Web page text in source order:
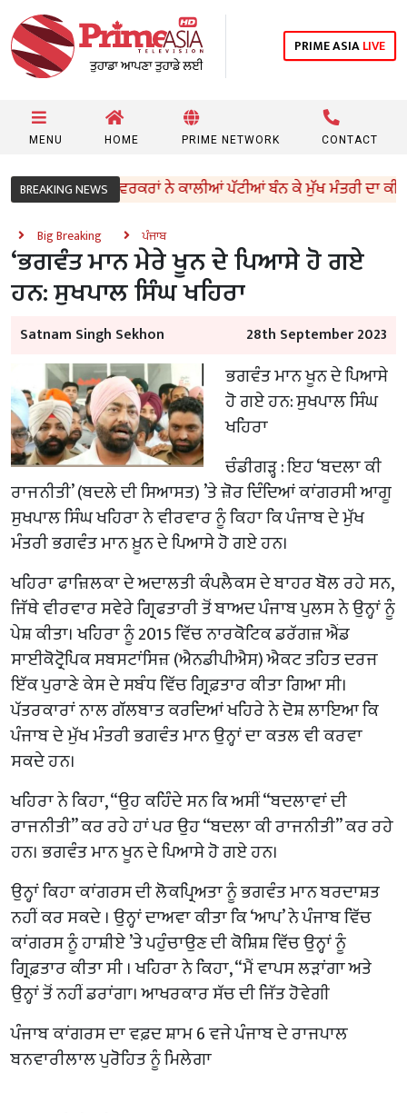
PRIME ASIALIVE
MENU HOME PRIME NETWORK CONTACT
BREAKING NEWS
ਵਿਧਾਇਕਾਂ ਤੇ ਵਰਕਰਾਂ ਨੇ ਕਾਲੀਆਂ ਪੱਟੀਆਂ ਬੰਨ ਕੇ ਮੁੱਖ ਮੰਤਰੀ ਦਾ ਕੀਤਾ
Big Breaking ਪੰਜਾਬ
‘ਭਗਵੰਤ ਮਾਨ ਮੇਰੇ ਖੂਨ ਦੇ ਪਿਆਸੇ ਹੋ ਗਏ
ਹਨ: ਸੁਖਪਾਲ ਸਿੰਘ ਖਹਿਰਾ
Satnam Singh Sekhon 28th September 2023
ਭਗਵੰਤ ਮਾਨ ਖੂਨ ਦੇ ਪਿਆਸੇ
ਹੋ ਗਏ ਹਨ: ਸੁਖਪਾਲ ਸਿੰਘ
ਖਹਿਰਾ
ਚੰਡੀਗੜ੍ਹ : ਇਹ ‘ਬਦਲਾ ਕੀ
ਰਾਜਨੀਤੀ’ (ਬਦਲੇ ਦੀ ਸਿਆਸਤ) ’ਤੇ ਜ਼ੋਰ ਦਿੰਦਿਆਂ ਕਾਂਗਰਸੀ ਆਗੂ
ਸੁਖਪਾਲ ਸਿੰਘ ਖਹਿਰਾ ਨੇ ਵੀਰਵਾਰ ਨੂੰ ਕਿਹਾ ਕਿ ਪੰਜਾਬ ਦੇ ਮੁੱਖ
ਮੰਤਰੀ ਭਗਵੰਤ ਮਾਨ ਖ਼ੂਨ ਦੇ ਪਿਆਸੇ ਹੋ ਗਏ ਹਨ।
ਖਹਿਰਾ ਫਾਜ਼ਿਲਕਾ ਦੇ ਅਦਾਲਤੀ ਕੰਪਲੈਕਸ ਦੇ ਬਾਹਰ ਬੋਲ ਰਹੇ ਸਨ,
ਜਿੱਥੇ ਵੀਰਵਾਰ ਸਵੇਰੇ ਗ੍ਰਿਫਤਾਰੀ ਤੋਂ ਬਾਅਦ ਪੰਜਾਬ ਪੁਲਸ ਨੇ ਉਨ੍ਹਾਂ ਨੂੰ
ਪੇਸ਼ ਕੀਤਾ। ਖਹਿਰਾ ਨੂੰ 2015 ਵਿੱਚ ਨਾਰਕੋਟਿਕ ਡਰੱਗਜ਼ ਐਂਡ
ਸਾਈਕੋਟ੍ਰੋਪਿਕ ਸਬਸਟਾਂਸਿਜ਼ (ਐਨਡੀਪੀਐਸ) ਐਕਟ ਤਹਿਤ ਦਰਜ
ਇੱਕ ਪੁਰਾਣੇ ਕੇਸ ਦੇ ਸਬੰਧ ਵਿੱਚ ਗ੍ਰਿਫ਼ਤਾਰ ਕੀਤਾ ਗਿਆ ਸੀ।
ਪੱਤਰਕਾਰਾਂ ਨਾਲ ਗੱਲਬਾਤ ਕਰਦਿਆਂ ਖਹਿਰੇ ਨੇ ਦੋਸ਼ ਲਾਇਆ ਕਿ
ਪੰਜਾਬ ਦੇ ਮੁੱਖ ਮੰਤਰੀ ਭਗਵੰਤ ਮਾਨ ਉਨ੍ਹਾਂ ਦਾ ਕਤਲ ਵੀ ਕਰਵਾ
ਸਕਦੇ ਹਨ।
ਖਹਿਰਾ ਨੇ ਕਿਹਾ, “ਉਹ ਕਹਿੰਦੇ ਸਨ ਕਿ ਅਸੀਂ “ਬਦਲਾਵਾਂ ਦੀ
ਰਾਜਨੀਤੀ” ਕਰ ਰਹੇ ਹਾਂ ਪਰ ਉਹ “ਬਦਲਾ ਕੀ ਰਾਜਨੀਤੀ” ਕਰ ਰਹੇ
ਹਨ। ਭਗਵੰਤ ਮਾਨ ਖੂਨ ਦੇ ਪਿਆਸੇ ਹੋ ਗਏ ਹਨ।
ਉਨ੍ਹਾਂ ਕਿਹਾ ਕਾਂਗਰਸ ਦੀ ਲੋਕਪ੍ਰਿਅਤਾ ਨੂੰ ਭਗਵੰਤ ਮਾਨ ਬਰਦਾਸ਼ਤ
ਨਹੀਂ ਕਰ ਸਕਦੇ । ਉਨ੍ਹਾਂ ਦਾਅਵਾ ਕੀਤਾ ਕਿ ‘ਆਪ’ ਨੇ ਪੰਜਾਬ ਵਿੱਚ
ਕਾਂਗਰਸ ਨੂੰ ਹਾਸ਼ੀਏ ’ਤੇ ਪਹੁੰਚਾਉਣ ਦੀ ਕੋਸ਼ਿਸ਼ ਵਿੱਚ ਉਨ੍ਹਾਂ ਨੂੰ
ਗ੍ਰਿਫ਼ਤਾਰ ਕੀਤਾ ਸੀ । ਖਹਿਰਾ ਨੇ ਕਿਹਾ, “ਮੈਂ ਵਾਪਸ ਲੜਾਂਗਾ ਅਤੇ
ਉਨ੍ਹਾਂ ਤੋਂ ਨਹੀਂ ਡਰਾਂਗਾ। ਆਖਰਕਾਰ ਸੱਚ ਦੀ ਜਿੱਤ ਹੋਵੇਗੀ
ਪੰਜਾਬ ਕਾਂਗਰਸ ਦਾ ਵਫ਼ਦ ਸ਼ਾਮ 6 ਵਜੇ ਪੰਜਾਬ ਦੇ ਰਾਜਪਾਲ
ਬਨਵਾਰੀਲਾਲ ਪੁਰੋਹਿਤ ਨੂੰ ਮਿਲੇਗਾ